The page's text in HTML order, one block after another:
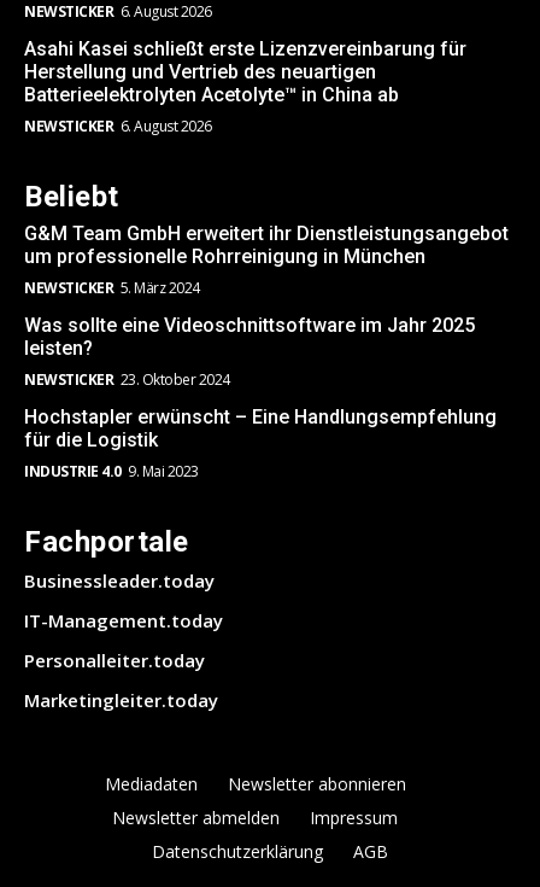
NEWSTICKER 6. August 2026
Asahi Kasei schließt erste Lizenzvereinbarung für
Herstellung und Vertrieb des neuartigen
Batterieelektrolyten Acetolyte™ in China ab
NEWSTICKER 6. August 2026
Beliebt
G&M Team GmbH erweitert ihr Dienstleistungsangebot
um professionelle Rohrreinigung in München
NEWSTICKER 5. März 2024
Was sollte eine Videoschnittsoftware im Jahr 2025
leisten?
NEWSTICKER 23. Oktober 2024
Hochstapler erwünscht – Eine Handlungsempfehlung
für die Logistik
INDUSTRIE 4.0 9. Mai 2023
Fachportale
Businessleader.today
IT-Management.today
Personalleiter.today
Marketingleiter.today
Mediadaten
Newsletter abonnieren
Newsletter abmelden
Impressum
Datenschutzerklärung
AGB